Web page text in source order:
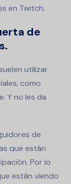
en Twitch.
de
utilizar
como
Y no les da
de
que están
Por lo
están viendo